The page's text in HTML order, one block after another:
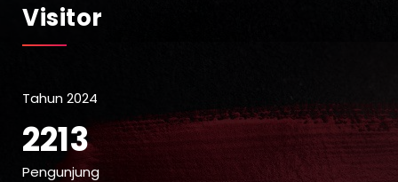
Visitor
Tahun 2024
2213
Pengunjung